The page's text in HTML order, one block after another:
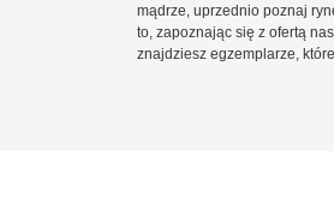
mądrze, uprzednio poznaj
to, zapoznając się z ofertą
znajdziesz egzemplarze,